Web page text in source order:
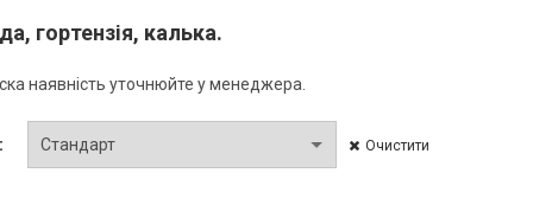
гортензія, калька.
наявність уточнюйте у менеджера.
Очистити